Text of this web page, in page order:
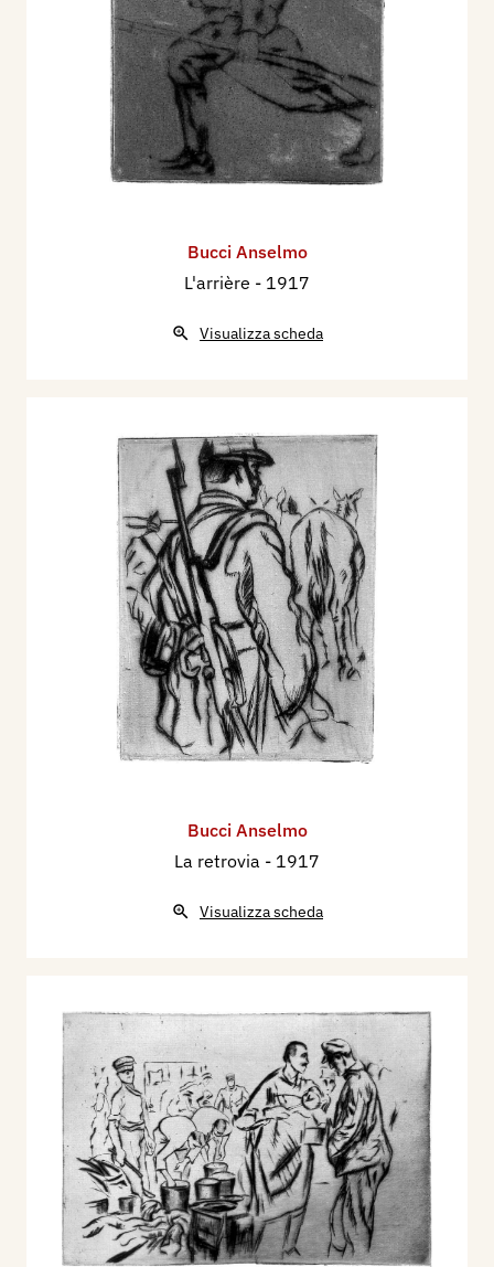
Bucci Anselmo
L'arrière - 1917
Visualizza scheda
Bucci Anselmo
La retrovia - 1917
Visualizza scheda